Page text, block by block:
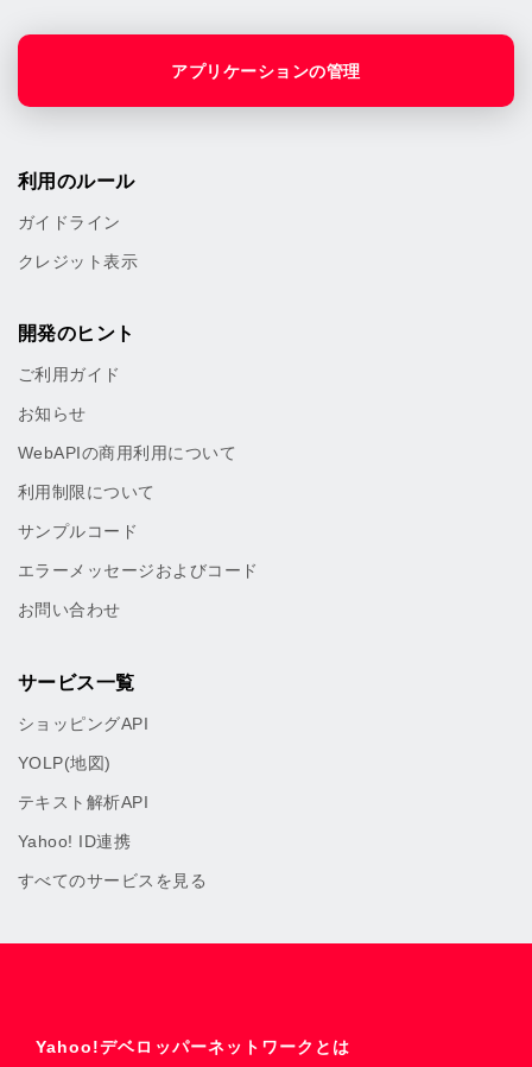
アプリケーションの管理
利用のルール
ガイドライン
クレジット表示
開発のヒント
ご利用ガイド
お知らせ
WebAPIの商用利用について
利用制限について
サンプルコード
エラーメッセージおよびコード
お問い合わせ
サービス一覧
ショッピングAPI
YOLP(地図)
テキスト解析API
Yahoo! ID連携
すべてのサービスを見る
Yahoo!デベロッパーネットワークとは